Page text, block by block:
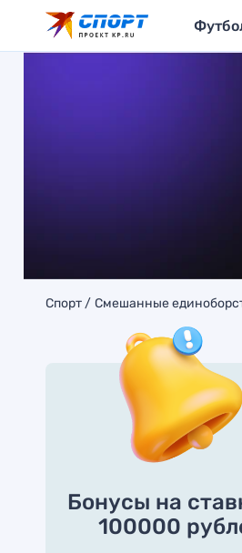
Спорт Смешанные
Бонусы на
100000